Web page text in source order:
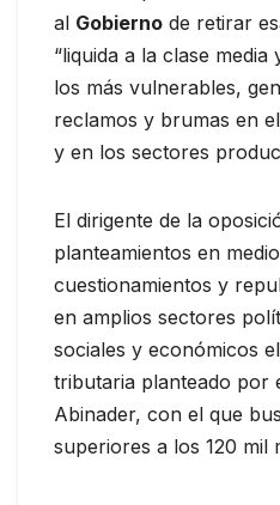
al Gobierno de retirar
“liquida a la clase
los más vulnerables,
reclamos y brumas en
y en los sectores
El dirigente de la
planteamientos en
cuestionamientos y
en amplios sectores
sociales y económicos
tributaria planteado por
Abinader, con el que
superiores a los 120 mil